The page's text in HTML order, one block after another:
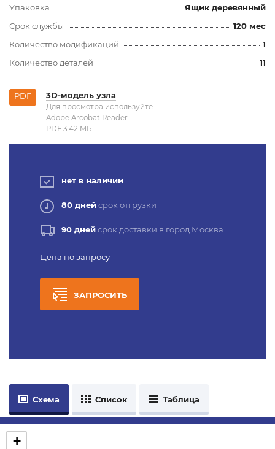
Упаковка
Ящик деревянный
Срок службы
120 мес
Количество модификаций
1
Количество деталей
11
PDF 3D-модель узла
Для просмотра используйте
Adobe Arcobat Reader
PDF 3.42 MБ
нет в наличии
80 днейсрок отгрузки
90 днейсрок доставки в город Москва
Цена по запросу
ЗАПРОСИТЬ
Схема Список Таблица
+